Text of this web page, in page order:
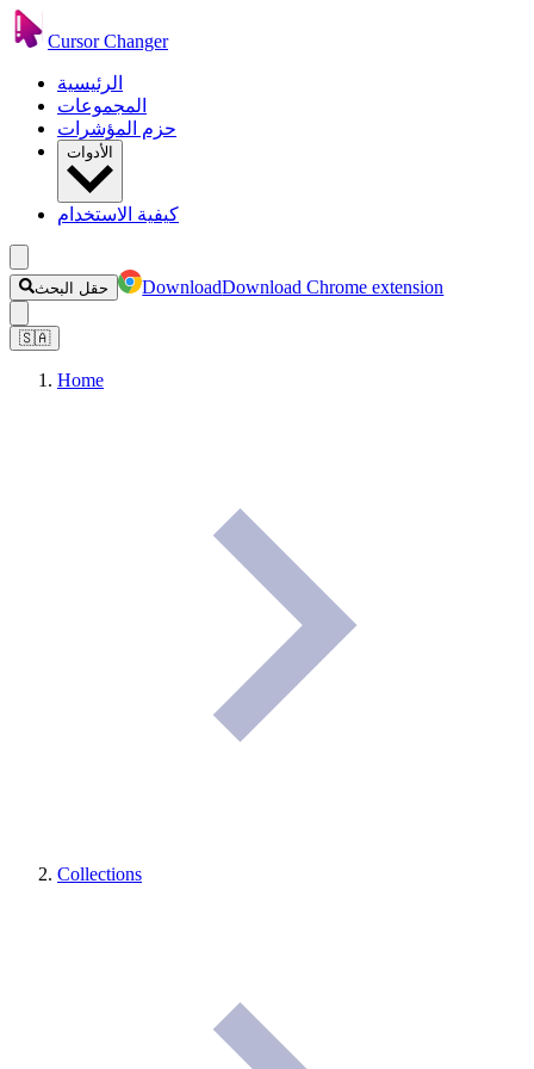
Cursor Changer
الرئيسية
المجموعات
حزم المؤشرات
الأدوات
كيفية الاستخدام
حقل البحث DownloadDownload Chrome extension
🇸🇦
Home
Collections